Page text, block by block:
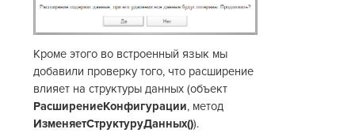
Кроме этого во встроенный язык мы
добавили проверку того, что расширение
влияет на структуры данных (объект
РасширениеКонфигурации, метод
ИзменяетСтруктуруДанных()).